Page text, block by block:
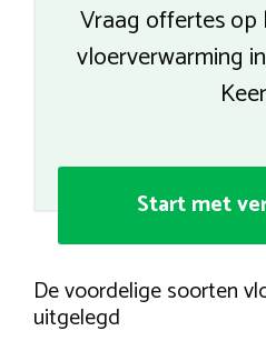
Vraag offertes op
vloerverwarming
Start met
De voordelige soorten
uitgelegd